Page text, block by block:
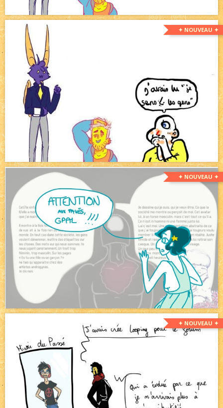
✦ NOUVEAU ✦
✦ NOUVEAU ✦
✦ NOUVEAU ✦